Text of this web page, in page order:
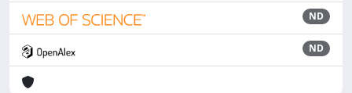
ND
ND